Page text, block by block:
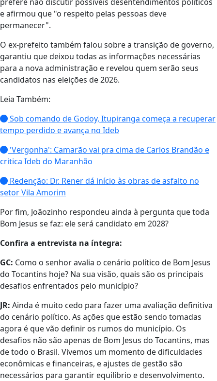
e afirmou que "o respeito pelas pessoas deve
permanecer".
O ex-prefeito também falou sobre a transição de governo,
garantiu que deixou todas as informações necessárias
para a nova administração e revelou quem serão seus
candidatos nas eleições de 2026.
Leia Também:
Sob comando de Godoy, Itupiranga começa a recuperar
tempo perdido e avança no Ideb
'Vergonha': Camarão vai pra cima de Carlos Brandão e
critica Ideb do Maranhão
Redenção: Dr. Rener dá início às obras de asfalto no
setor Vila Amorim
Por fim, Joãozinho respondeu ainda à pergunta que toda
Bom Jesus se faz: ele será candidato em 2028?
Confira a entrevista na íntegra:
GC: Como o senhor avalia o cenário político de Bom Jesus
do Tocantins hoje? Na sua visão, quais são os principais
desafios enfrentados pelo município?
JR: Ainda é muito cedo para fazer uma avaliação definitiva
do cenário político. As ações que estão sendo tomadas
agora é que vão definir os rumos do município. Os
desafios não são apenas de Bom Jesus do Tocantins, mas
de todo o Brasil. Vivemos um momento de dificuldades
econômicas e financeiras, e ajustes de gestão são
necessários para garantir equilíbrio e desenvolvimento.